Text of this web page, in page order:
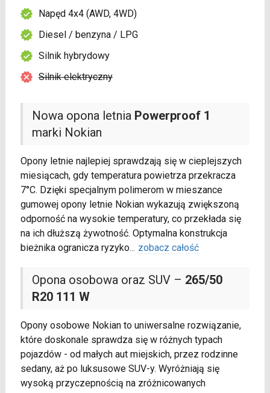
Nowa opona letnia Powerproof 1
marki Nokian
Opony letnie najlepiej sprawdzają się w cieplejszych
miesiącach, gdy temperatura powietrza przekracza
7°C. Dzięki specjalnym polimerom w mieszance
gumowej opony letnie Nokian wykazują zwiększoną
odporność na wysokie temperatury, co przekłada się
na ich dłuższą żywotność. Optymalna konstrukcja
bieżnika ogranicza ryzyko... zobacz całość
Opona osobowa oraz SUV – 265/50
R20 111 W
Opony osobowe Nokian to uniwersalne rozwiązanie,
które doskonale sprawdza się w różnych typach
pojazdów - od małych aut miejskich, przez rodzinne
sedany, aż po luksusowe SUV-y. Wyróżniają się
wysoką przyczepnością na zróżnicowanych
Napęd 4x4 (AWD, 4WD)
Diesel / benzyna / LPG
Silnik hybrydowy
Silnik elektryczny